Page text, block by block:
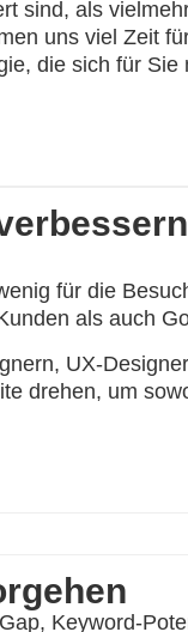
sind, als
uns viel Zeit
die sich für
für die
als auch
UX-
drehen, um
Keyword-